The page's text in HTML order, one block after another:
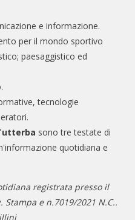
e informazione.
per il mondo sportivo
paesaggistico ed
tecnologie
sono tre testate di
quotidiana e
registrata presso il
e n.7019/2021 N.C..